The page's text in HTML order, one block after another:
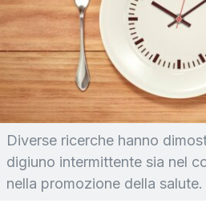
Diverse ricerche hanno
digiuno intermittente sia nel
nella promozione della salute.